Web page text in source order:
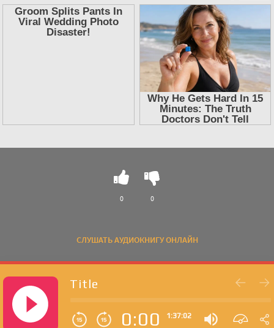
СЛУШАТЬ АУДИОКНИГУ ОНЛАЙН
0 0
Title
0:00 1:37:02